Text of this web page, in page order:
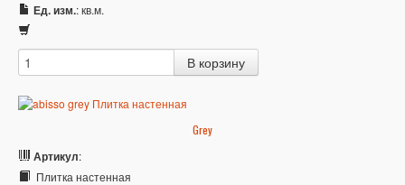
Ед. изм.: кв.м.
Grey
Артикул:
Плитка настенная